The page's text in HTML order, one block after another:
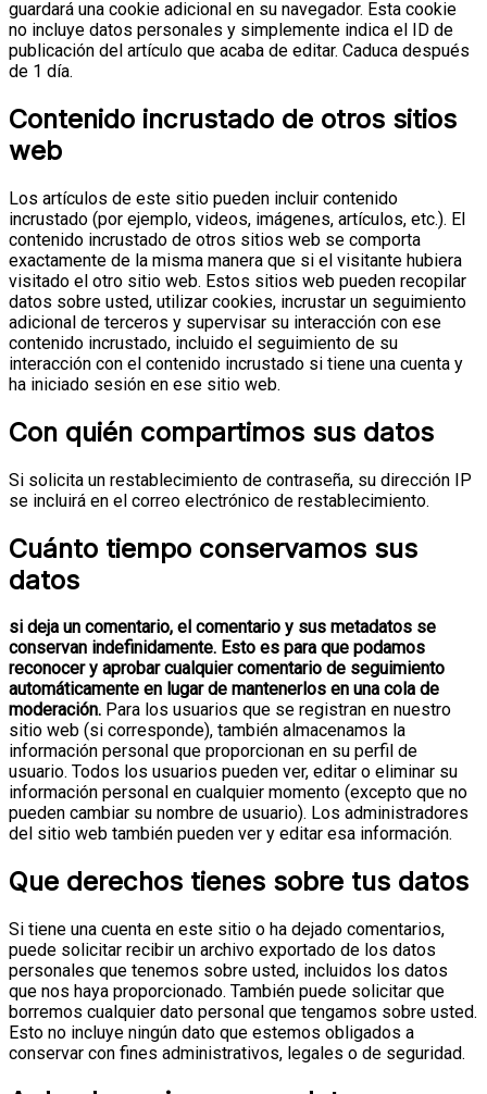
guardará una cookie adicional en su navegador. Esta cookie
no incluye datos personales y simplemente indica el ID de
publicación del artículo que acaba de editar. Caduca después
de 1 día.
Contenido incrustado de otros sitios
web
Los artículos de este sitio pueden incluir contenido
incrustado (por ejemplo, videos, imágenes, artículos, etc.). El
contenido incrustado de otros sitios web se comporta
exactamente de la misma manera que si el visitante hubiera
visitado el otro sitio web. Estos sitios web pueden recopilar
datos sobre usted, utilizar cookies, incrustar un seguimiento
adicional de terceros y supervisar su interacción con ese
contenido incrustado, incluido el seguimiento de su
interacción con el contenido incrustado si tiene una cuenta y
ha iniciado sesión en ese sitio web.
Con quién compartimos sus datos
Si solicita un restablecimiento de contraseña, su dirección IP
se incluirá en el correo electrónico de restablecimiento.
Cuánto tiempo conservamos sus
datos
si deja un comentario, el comentario y sus metadatos se
conservan indefinidamente. Esto es para que podamos
reconocer y aprobar cualquier comentario de seguimiento
automáticamente en lugar de mantenerlos en una cola de
moderación. Para los usuarios que se registran en nuestro
sitio web (si corresponde), también almacenamos la
información personal que proporcionan en su perfil de
usuario. Todos los usuarios pueden ver, editar o eliminar su
información personal en cualquier momento (excepto que no
pueden cambiar su nombre de usuario). Los administradores
del sitio web también pueden ver y editar esa información.
Que derechos tienes sobre tus datos
Si tiene una cuenta en este sitio o ha dejado comentarios,
puede solicitar recibir un archivo exportado de los datos
personales que tenemos sobre usted, incluidos los datos
que nos haya proporcionado. También puede solicitar que
borremos cualquier dato personal que tengamos sobre usted.
Esto no incluye ningún dato que estemos obligados a
conservar con fines administrativos, legales o de seguridad.